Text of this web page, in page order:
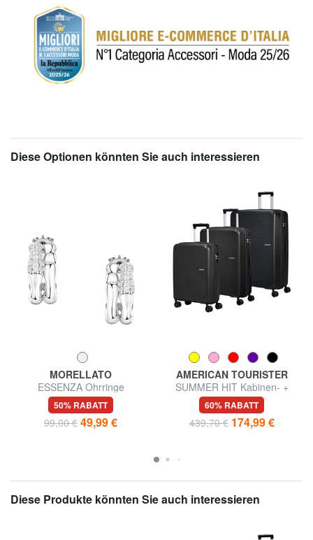
Diese Optionen könnten Sie auch interessieren
MORELLATO
ESSENZA Ohrringe
50% RABATT
99,00 € 49,99 €
AMERICAN TOURISTER
SUMMER HIT Kabinen- +
Mittel- + Groß-Trolley-Set
60% RABATT
439,70 € 174,99 €
Diese Produkte könnten Sie auch interessieren